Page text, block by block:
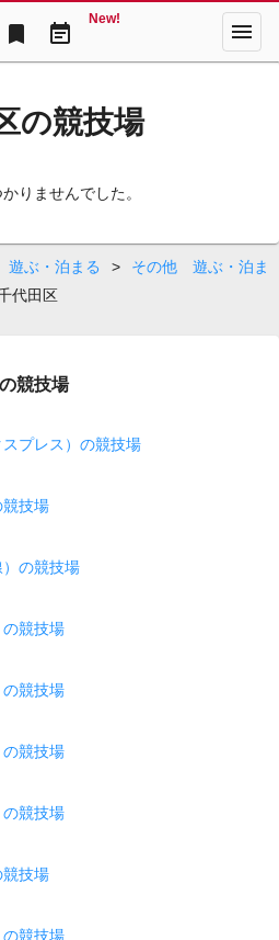
bookmark event_note
New! menu
の競技場
りませんでした。
遊ぶ・泊まる >
その他 遊ぶ・泊ま
代田区
競技場
プレス）の競技場
技場
の競技場
競技場
競技場
競技場
競技場
技場
競技場